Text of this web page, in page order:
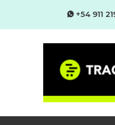
+54 911